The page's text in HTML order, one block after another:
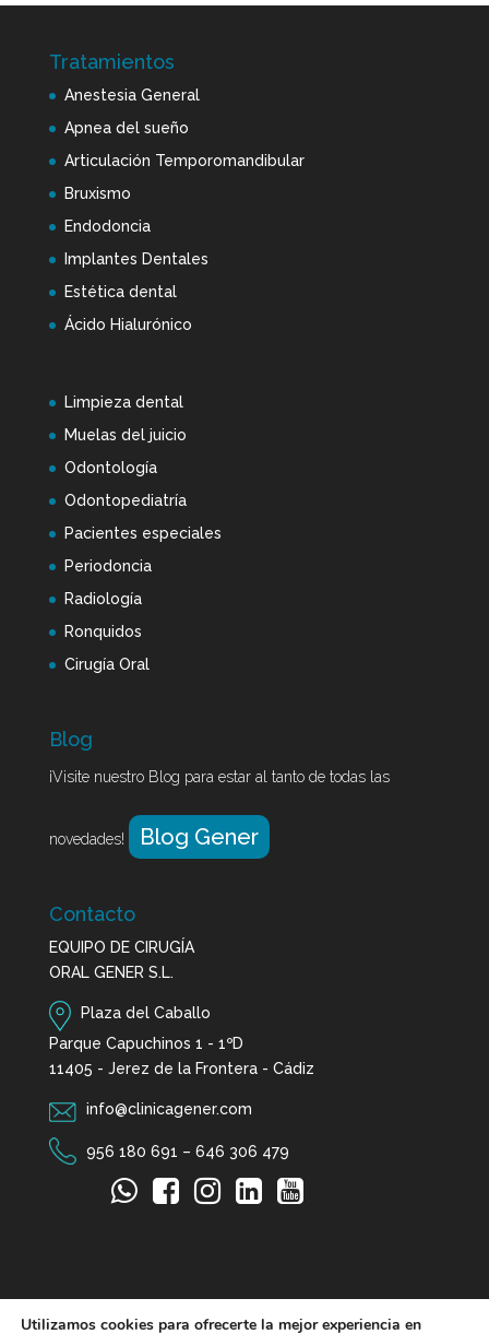
Tratamientos
Anestesia General
Apnea del sueño
Articulación Temporomandibular
Bruxismo
Endodoncia
Implantes Dentales
Estética dental
Ácido Hialurónico
Limpieza dental
Muelas del juicio
Odontología
Odontopediatría
Pacientes especiales
Periodoncia
Radiología
Ronquidos
Cirugía Oral
Blog
¡Visite nuestro Blog para estar al tanto de todas las
novedades! Blog Gener
Contacto
EQUIPO DE CIRUGÍA
ORAL GENER S.L.
Plaza del Caballo
Parque Capuchinos 1 - 1ºD
11405 - Jerez de la Frontera - Cádiz
info@clinicagener.com
956 180 691 – 646 306 479
© GENER - equipo de cirugía oral |Aviso Legal|
Utilizamos cookies para ofrecerte la mejor experiencia en